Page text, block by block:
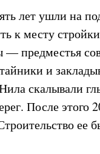
лет ушли на
к месту
— предместья
и
скалывали
После этого
ее